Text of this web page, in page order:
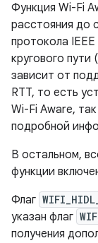
Функция Wi-Fi
расстояния до
протокола
кругового
зависит от
RTT, то есть
Wi-Fi Aware,
подробной
В остальном,
функции
Флаг
указан флаг
получения